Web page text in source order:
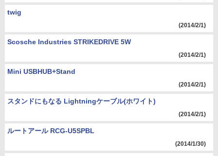
twig
(2014/2/1)
Scosche Industries STRIKEDRIVE 5W
(2014/2/1)
Mini USBHUB+Stand
(2014/2/1)
スタンドにもなる Lightningケーブル(ホワイト)
(2014/2/1)
ルートアール RCG-U5SPBL
(2014/1/30)